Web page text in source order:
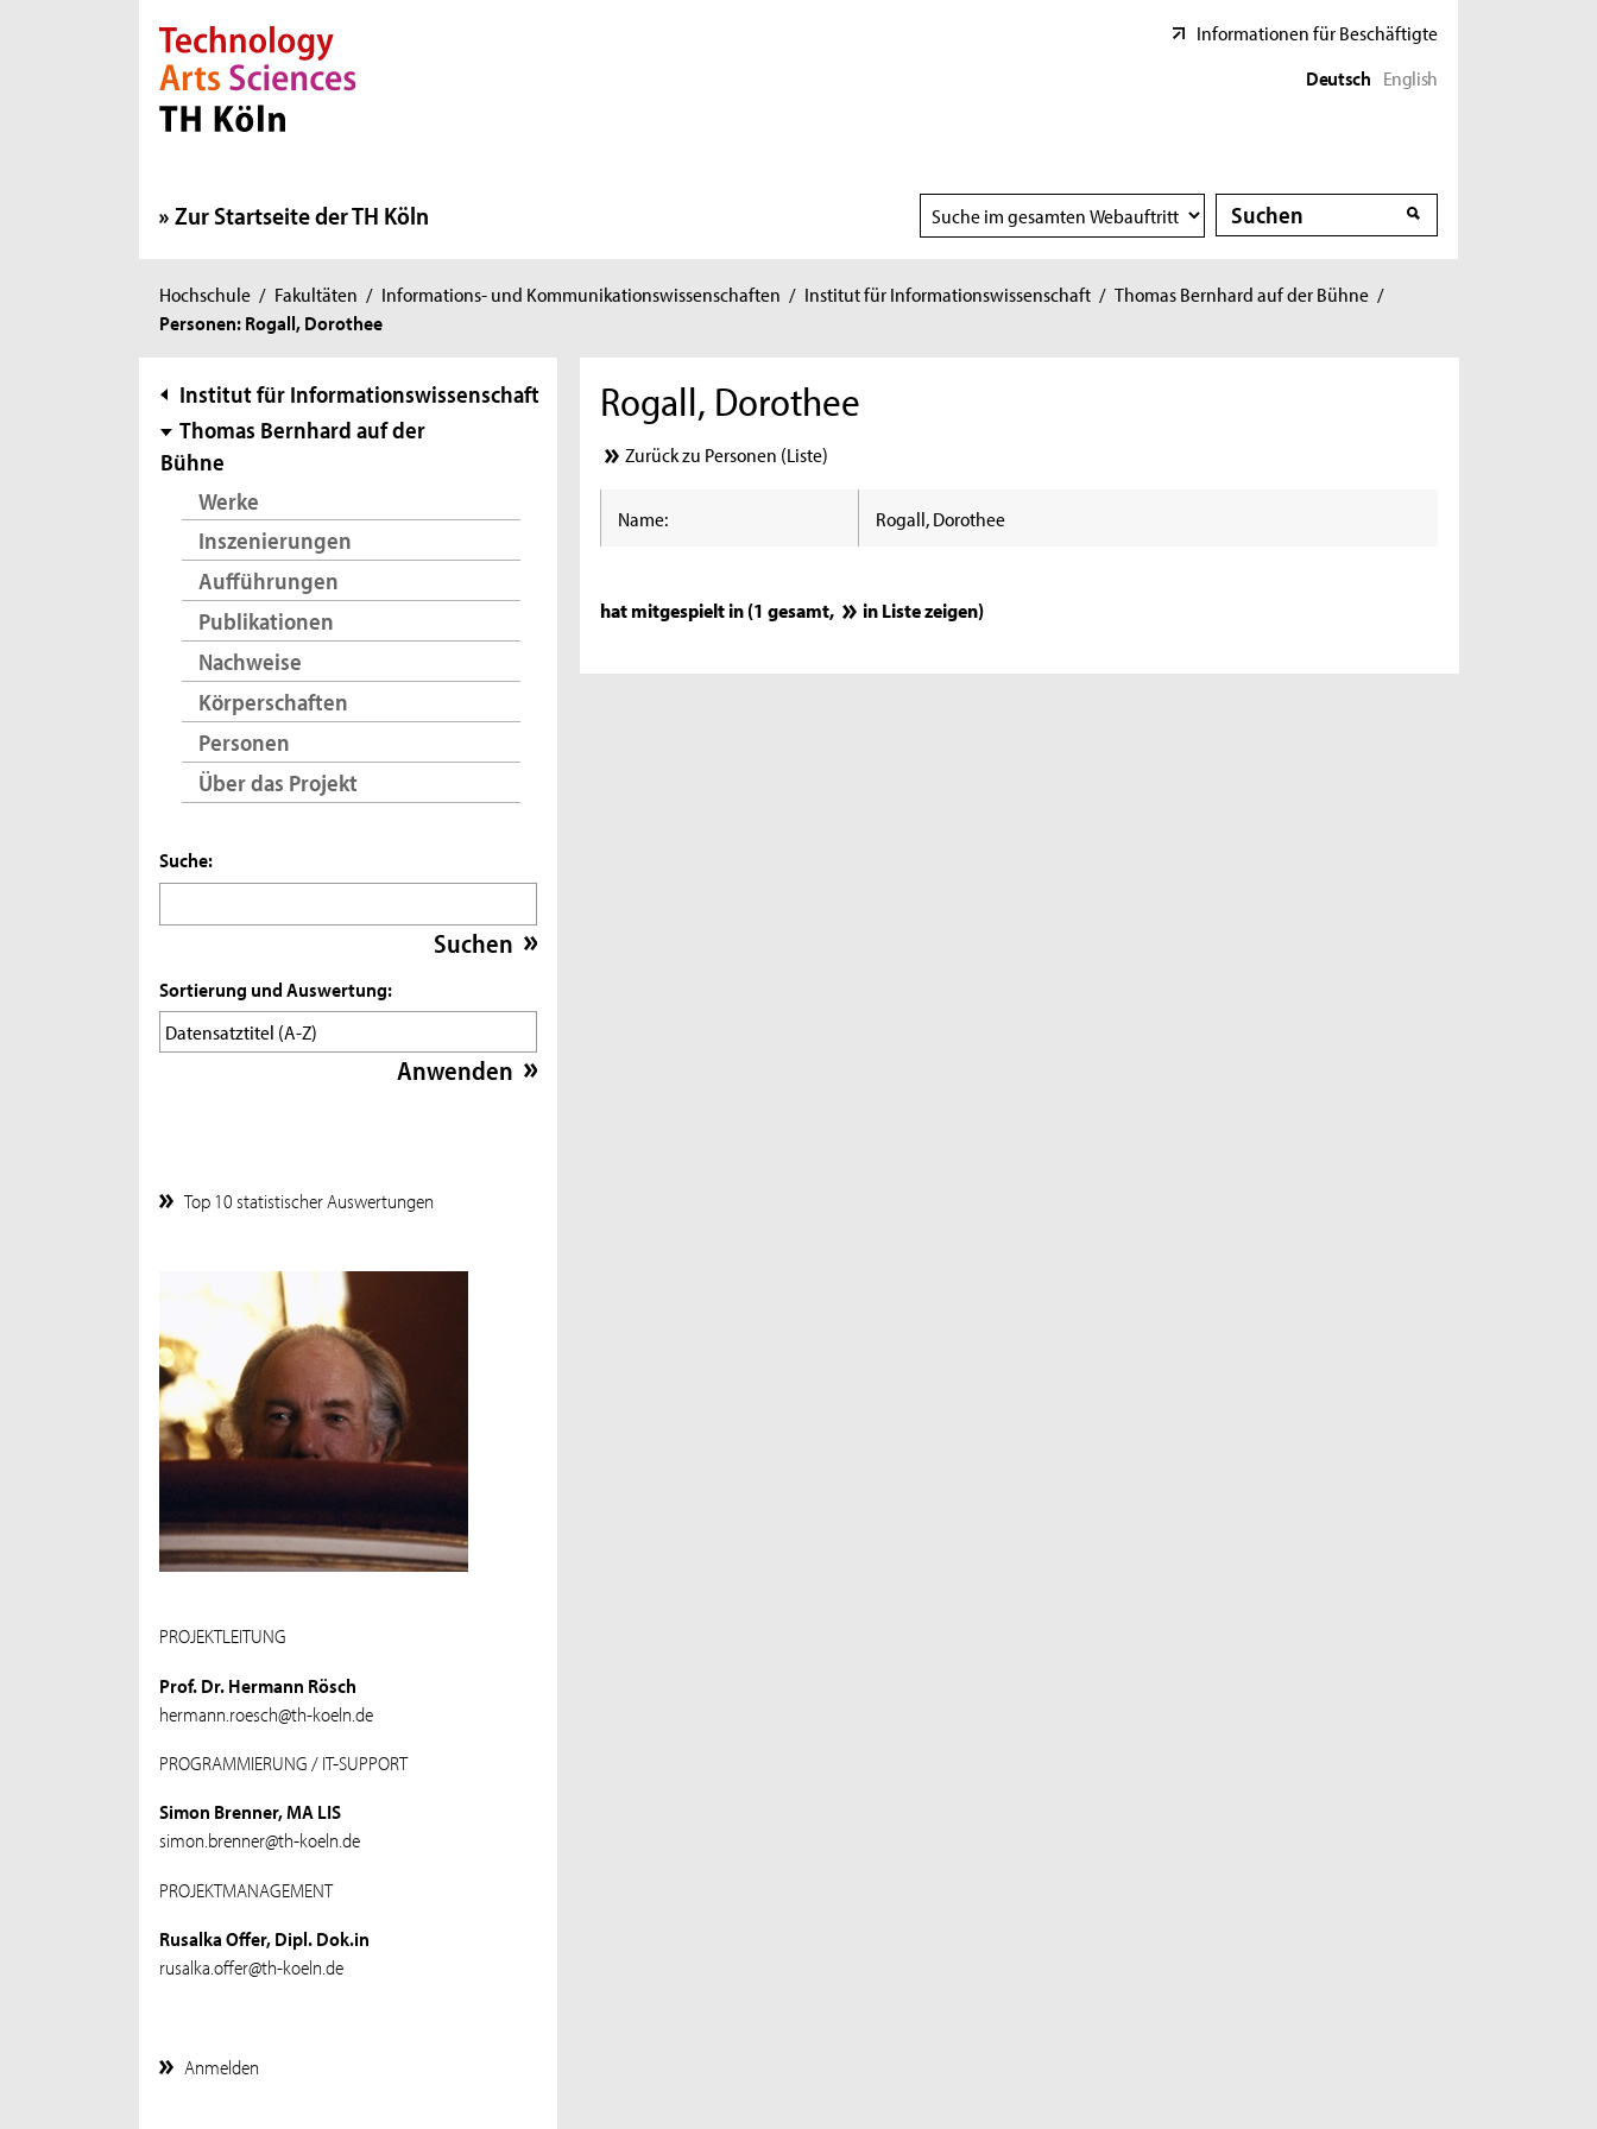
Direkt zur Hauptnavigation
Direkt zur Subnavigation
Direkt zum Inhalt
Direkt zum Fußbereich
Informationen für Beschäftigte
Deutsch English
Zur Startseite der TH Köln
Suchbereich
wählen
Suche
Suche
Sie
sind
Hochschule / Fakultäten / Informations- und Kommunikationswissenschaften / Institut für Informationswissenschaft / Thomas Bernhard auf der Bühne /
Personen: Rogall, Dorothee
Subnavigation
Institut für Informationswissenschaft
Thomas Bernhard auf der
Bühne
Werke
Inszenierungen
Aufführungen
Publikationen
Nachweise
Körperschaften
Personen
Über das Projekt
Suche:
Sortierung und Auswertung:
Top 10 statistischer Auswertungen
PROJEKTLEITUNG
Prof. Dr. Hermann Rösch
hermann.roesch@th-koeln.de
PROGRAMMIERUNG / IT-SUPPORT
Simon Brenner, MA LIS
simon.brenner@th-koeln.de
PROJEKTMANAGEMENT
Rusalka Offer, Dipl. Dok.in
rusalka.offer@th-koeln.de
Anmelden
Rogall, Dorothee
Zurück zu Personen (Liste)
Name: Rogall, Dorothee
hat mitgespielt in (1 gesamt, in Liste zeigen)